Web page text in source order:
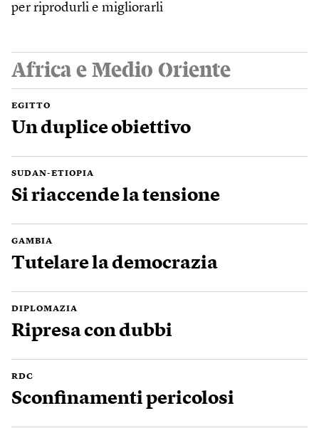
per riprodurli e migliorarli
Africa e Medio Oriente
EGITTO
Un duplice obiettivo
SUDAN-ETIOPIA
Si riaccende la tensione
GAMBIA
Tutelare la democrazia
DIPLOMAZIA
Ripresa con dubbi
RDC
Sconfinamenti pericolosi